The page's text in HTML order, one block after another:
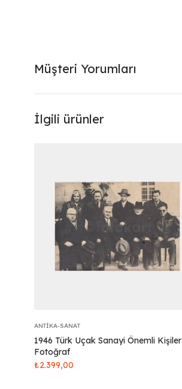
Müşteri Yorumları
İlgili ürünler
ANTIKA-SANAT
1946 Türk Uçak Sanayi Önemli Kişiler
Fotoğraf
₺2.399,00